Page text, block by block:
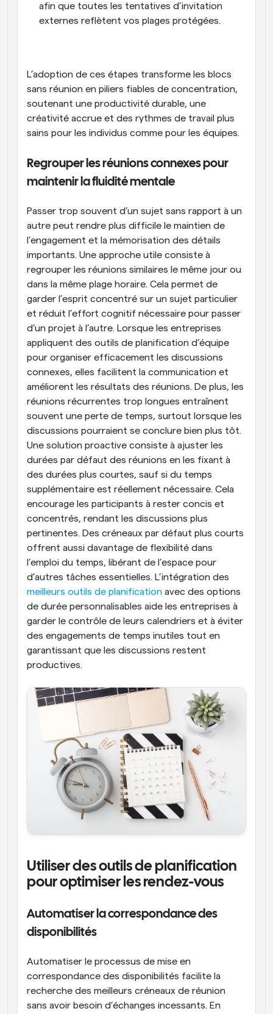
afin que toutes les tentatives d’invitation
externes reflètent vos plages protégées.
L’adoption de ces étapes transforme les blocs
sans réunion en piliers fiables de concentration,
soutenant une productivité durable, une
créativité accrue et des rythmes de travail plus
sains pour les individus comme pour les équipes.
Regrouper les réunions connexes pour
maintenir la fluidité mentale
Passer trop souvent d’un sujet sans rapport à un
autre peut rendre plus difficile le maintien de
l’engagement et la mémorisation des détails
importants. Une approche utile consiste à
regrouper les réunions similaires le même jour ou
dans la même plage horaire. Cela permet de
garder l’esprit concentré sur un sujet particulier
et réduit l’effort cognitif nécessaire pour passer
d’un projet à l’autre. Lorsque les entreprises
appliquent des outils de planification d’équipe
pour organiser efficacement les discussions
connexes, elles facilitent la communication et
améliorent les résultats des réunions. De plus, les
réunions récurrentes trop longues entraînent
souvent une perte de temps, surtout lorsque les
discussions pourraient se conclure bien plus tôt.
Une solution proactive consiste à ajuster les
durées par défaut des réunions en les fixant à
des durées plus courtes, sauf si du temps
supplémentaire est réellement nécessaire. Cela
encourage les participants à rester concis et
concentrés, rendant les discussions plus
pertinentes. Des créneaux par défaut plus courts
offrent aussi davantage de flexibilité dans
l’emploi du temps, libérant de l’espace pour
meilleurs outils de planification avec des options
de durée personnalisables aide les entreprises à
garder le contrôle de leurs calendriers et à éviter
des engagements de temps inutiles tout en
garantissant que les discussions restent
productives.
Utiliser des outils de planification
pour optimiser les rendez-vous
Automatiser la correspondance des
disponibilités
Automatiser le processus de mise en
correspondance des disponibilités facilite la
recherche des meilleurs créneaux de réunion
sans avoir besoin d’échanges incessants. En